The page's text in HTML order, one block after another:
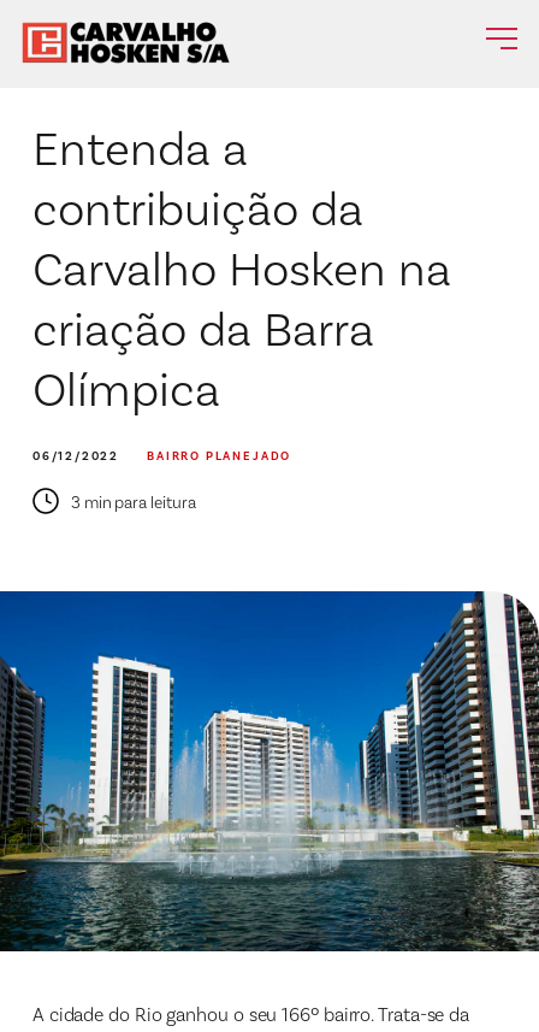
06/12/2022 BAIRRO PLANEJADO
3 min para leitura
Entenda a
contribuição da
Carvalho Hosken na
criação da Barra
Olímpica
A cidade do Rio ganhou o seu 166º bairro. Trata-se da